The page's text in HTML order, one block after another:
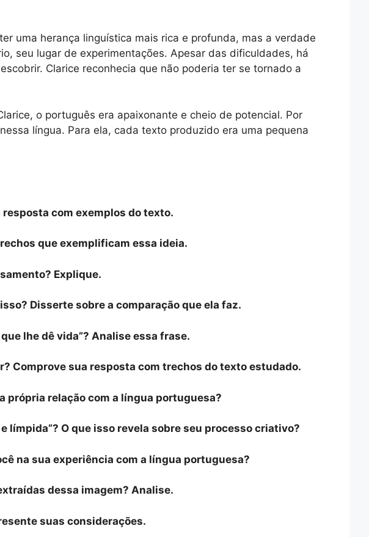
uma herança linguística mais rica e profunda, mas a verdade
seu lugar de experimentações. Apesar das dificuldades, há
Clarice reconhecia que não poderia ter se tornado a
o português era apaixonante e cheio de potencial. Por
língua. Para ela, cada texto produzido era uma pequena
com exemplos do texto.
que exemplificam essa ideia.
Explique.
Disserte sobre a comparação que ela faz.
lhe dê vida”? Analise essa frase.
Comprove sua resposta com trechos do texto estudado.
própria relação com a língua portuguesa?
límpida”? O que isso revela sobre seu processo criativo?
na sua experiência com a língua portuguesa?
dessa imagem? Analise.
suas considerações.